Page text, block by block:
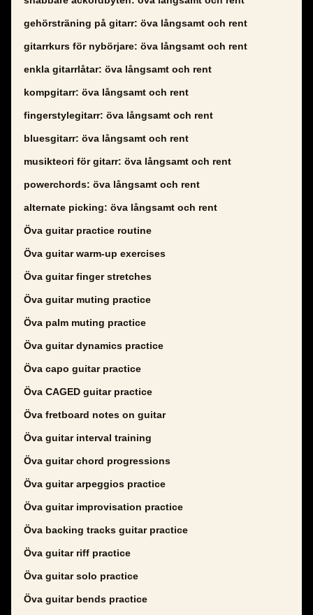
gehörsträning på gitarr: öva långsamt och rent
gitarrkurs för nybörjare: öva långsamt och rent
enkla gitarrlåtar: öva långsamt och rent
kompgitarr: öva långsamt och rent
fingerstylegitarr: öva långsamt och rent
bluesgitarr: öva långsamt och rent
musikteori för gitarr: öva långsamt och rent
powerchords: öva långsamt och rent
alternate picking: öva långsamt och rent
Öva guitar practice routine
Öva guitar warm-up exercises
Öva guitar finger stretches
Öva guitar muting practice
Öva palm muting practice
Öva guitar dynamics practice
Öva capo guitar practice
Öva CAGED guitar practice
Öva fretboard notes on guitar
Öva guitar interval training
Öva guitar chord progressions
Öva guitar arpeggios practice
Öva guitar improvisation practice
Öva backing tracks guitar practice
Öva guitar riff practice
Öva guitar solo practice
Öva guitar bends practice